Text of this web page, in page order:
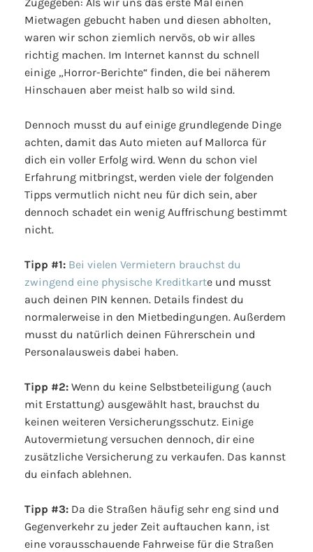
Zugegeben: Als wir uns das erste Mal einen
Mietwagen gebucht haben und diesen abholten,
waren wir schon ziemlich nervös, ob wir alles
richtig machen. Im Internet kannst du schnell
einige „Horror-Berichte“ finden, die bei näherem
Hinschauen aber meist halb so wild sind.
Dennoch musst du auf einige grundlegende Dinge
achten, damit das Auto mieten auf Mallorca für
dich ein voller Erfolg wird. Wenn du schon viel
Erfahrung mitbringst, werden viele der folgenden
Tipps vermutlich nicht neu für dich sein, aber
dennoch schadet ein wenig Auffrischung bestimmt
nicht.
Tipp #1: Bei vielen Vermietern brauchst du
zwingend eine physische Kreditkarte und musst
auch deinen PIN kennen. Details findest du
normalerweise in den Mietbedingungen. Außerdem
musst du natürlich deinen Führerschein und
Personalausweis dabei haben.
Tipp #2: Wenn du keine Selbstbeteiligung (auch
mit Erstattung) ausgewählt hast, brauchst du
keinen weiteren Versicherungsschutz. Einige
Autovermietung versuchen dennoch, dir eine
zusätzliche Versicherung zu verkaufen. Das kannst
du einfach ablehnen.
Tipp #3: Da die Straßen häufig sehr eng sind und
Gegenverkehr zu jeder Zeit auftauchen kann, ist
eine vorausschauende Fahrweise für die Straßen